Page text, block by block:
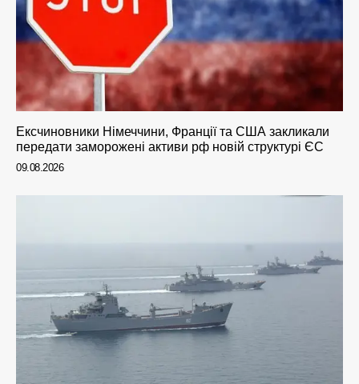
Ексчиновники Німеччини, Франції та США закликали
передати заморожені активи рф новій структурі ЄС
09.08.2026